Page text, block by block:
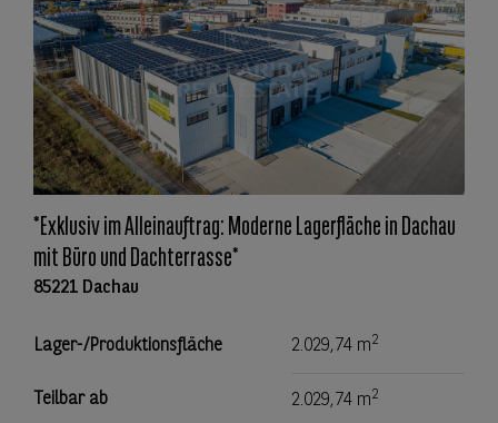
*Exklusiv im Alleinauftrag: Moderne Lagerfläche in Dachau
mit Büro und Dachterrasse*
85221 Dachau
Lager-/Produktionsfläche 2.029,74 m2
Teilbar ab 2.029,74 m2